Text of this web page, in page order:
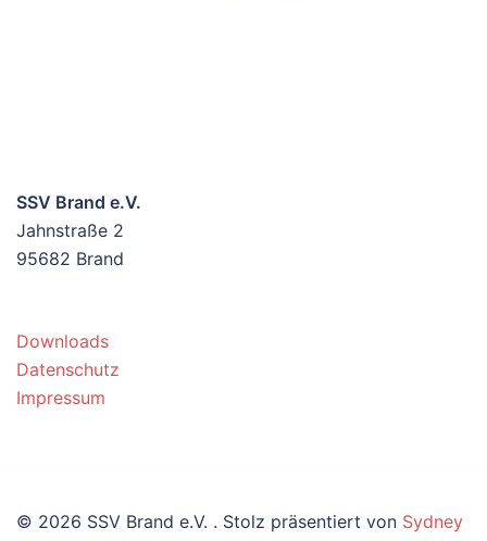
SSV Brand e.V.
Jahnstraße 2
95682 Brand
Downloads
Datenschutz
Impressum
© 2026 SSV Brand e.V. . Stolz präsentiert von Sydney